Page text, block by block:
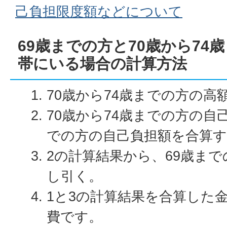
己負担限度額などについて
69歳までの方と70歳から74
帯にいる場合の計算方法
70歳から74歳までの方の高
70歳から74歳までの方の自
での方の自己負担額を合算
2の計算結果から、69歳ま
し引く。
1と3の計算結果を合算した
費です。